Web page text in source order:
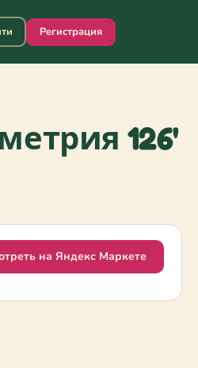
Регистрация
126'
на Яндекс Маркете